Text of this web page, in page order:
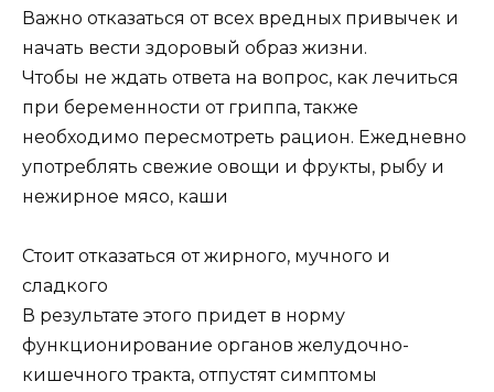
Важно отказаться от всех вредных привычек и
начать вести здоровый образ жизни.
Чтобы не ждать ответа на вопрос, как лечиться
при беременности от гриппа, также
необходимо пересмотреть рацион. Ежедневно
употреблять свежие овощи и фрукты, рыбу и
нежирное мясо, каши
Стоит отказаться от жирного, мучного и
сладкого
В результате этого придет в норму
функционирование органов желудочно-
кишечного тракта, отпустят симптомы